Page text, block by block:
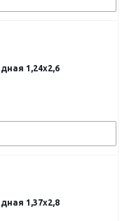
1,24х2,6
1,37х2,8